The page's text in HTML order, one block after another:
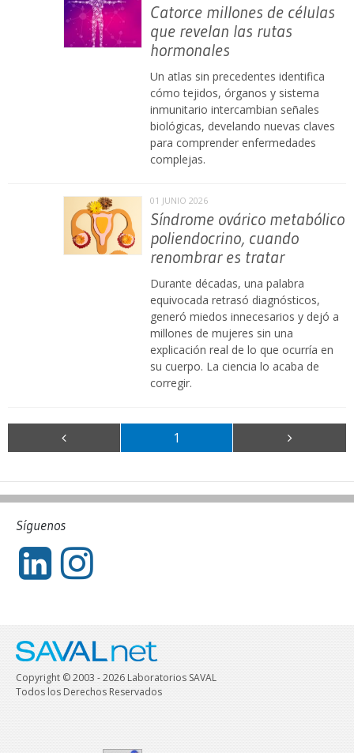
Catorce millones de células
que revelan las rutas
hormonales
Un atlas sin precedentes identifica
cómo tejidos, órganos y sistema
inmunitario intercambian señales
biológicas, develando nuevas claves
para comprender enfermedades
complejas.
01 JUNIO 2026
Síndrome ovárico metabólico
poliendocrino, cuando
renombrar es tratar
Durante décadas, una palabra
equivocada retrasó diagnósticos,
generó miedos innecesarios y dejó a
millones de mujeres sin una
explicación real de lo que ocurría en
su cuerpo. La ciencia lo acaba de
corregir.
1
Síguenos
Copyright © 2003 - 2026 Laboratorios SAVAL
Todos los Derechos Reservados